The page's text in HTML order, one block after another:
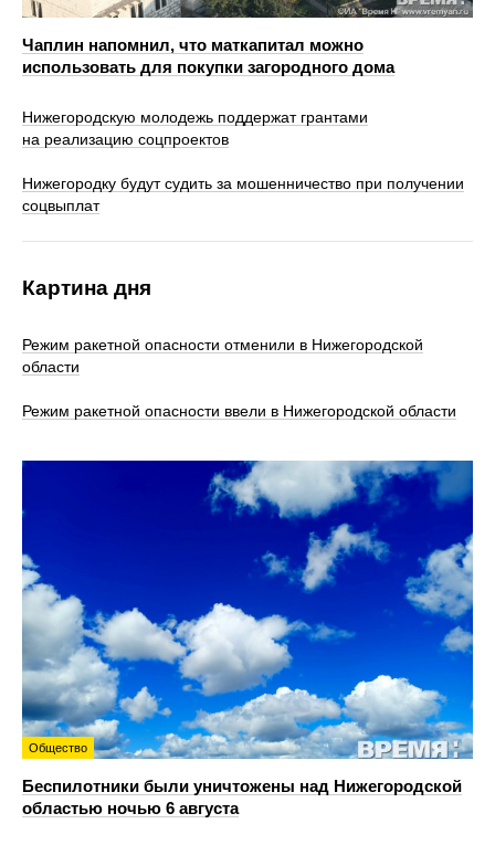
Чаплин напомнил, что маткапитал можно
использовать для покупки загородного дома
Нижегородскую молодежь поддержат грантами
на реализацию соцпроектов
Нижегородку будут судить за мошенничество при получении
соцвыплат
Картина дня
Режим ракетной опасности отменили в Нижегородской
области
Режим ракетной опасности ввели в Нижегородской области
Общество
Беспилотники были уничтожены над Нижегородской
областью ночью 6 августа